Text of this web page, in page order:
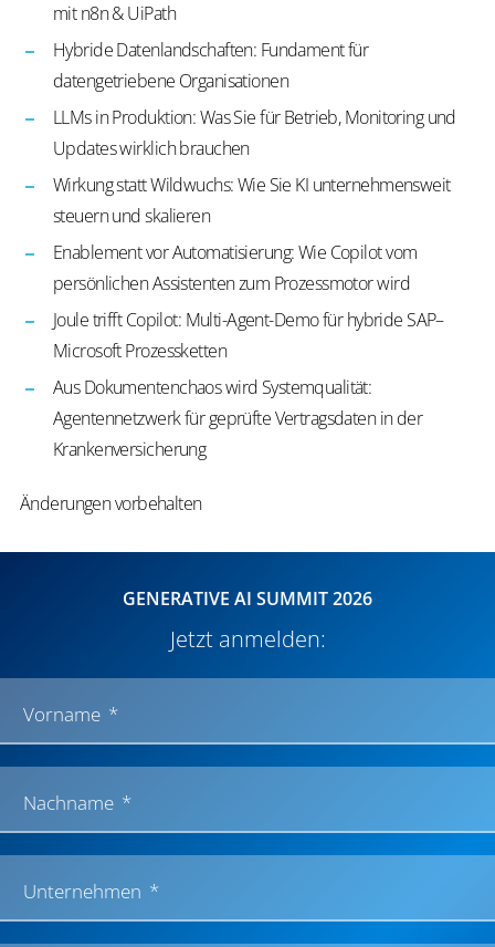
mit n8n & UiPath
Hybride Datenlandschaften: Fundament für
datengetriebene Organisationen
LLMs in Produktion: Was Sie für Betrieb, Monitoring und
Updates wirklich brauchen
Wirkung statt Wildwuchs: Wie Sie KI unternehmensweit
steuern und skalieren
Enablement vor Automatisierung: Wie Copilot vom
persönlichen Assistenten zum Prozessmotor wird
Joule trifft Copilot: Multi-Agent-Demo für hybride SAP–
Microsoft Prozessketten
Aus Dokumentenchaos wird Systemqualität:
Agentennetzwerk für geprüfte Vertragsdaten in der
Krankenversicherung
Änderungen vorbehalten
GENERATIVE AI SUMMIT 2026
Jetzt anmelden:
Vorname
Nachname
Unternehmen